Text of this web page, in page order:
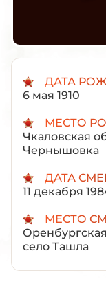
ДАТА
6 мая 1910
МЕСТО
Чкаловская
Чернышовка
ДАТА
11 декабря
МЕСТО
село Ташла